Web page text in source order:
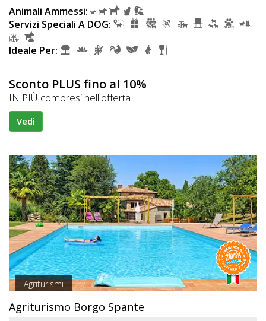
Animali Ammessi:
Servizi Speciali A DOG:
Ideale Per:
Sconto PLUS fino al 10%
IN PIÙ compresi nell'offerta...
Vedi
Agriturismi
Agriturismo Borgo Spante